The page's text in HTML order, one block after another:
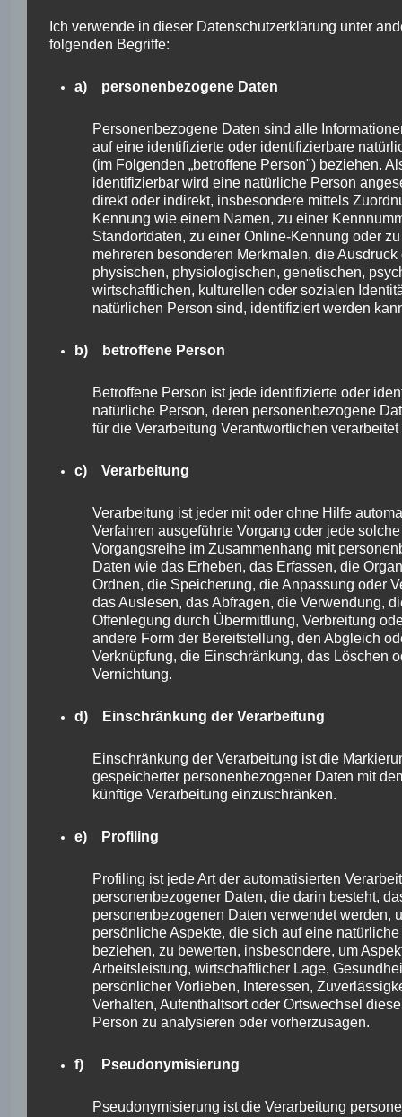
Routinemäßige Löschung und Sperrung von
Der für die Verarbeitung Verantwortliche
verarbeitet und speichert personenbezogene
Daten der betroffenen Person nur für den
Zeitraum, der zur Erreichung des
Speicherungszwecks erforderlich ist oder
sofern dies durch den Europäischen Richtlinien-
und Verordnungsgeber oder einen anderen
Gesetzgeber in Gesetzen oder Vorschriften,
welchen der für die Verarbeitung
Verantwortliche unterliegt, vorgesehen wurde.
Entfällt der Speicherungszweck oder läuft eine
Verordnungsgeber oder einem anderen
zuständigen Gesetzgeber vorgeschriebene
Speicherfrist ab, werden die
entsprechend den gesetzlichen Vorschriften
Rechte der betroffenen Person
a) Recht auf Bestätigung
Jede betroffene Person hat das vom
Europäischen Richtlinien- und
Verordnungsgeber eingeräumte Recht,
von dem für die Verarbeitung
Verantwortlichen eine Bestätigung
personenbezogene Daten verarbeitet
dieses Bestätigungsrecht in Anspruch
nehmen, kann sie sich hierzu jederzeit an
den Verantwortlichen wenden.
b) Recht auf Auskunft
Jede von der Verarbeitung
personenbezogener Daten betroffene
Person hat das vom Europäischen
Richtlinien- und Verordnungsgeber
gewährte Recht, jederzeit von dem für
die Verarbeitung Verantwortlichen
unentgeltliche Auskunft über die zu
seiner Person gespeicherten
personenbezogenen Daten und eine
hat der Europäische Richtlinien- und
Verordnungsgeber der betroffenen
Informationen zugestanden:
Ich verwende in dieser Datenschutzerklärung unter
folgenden Begriffe:
a) personenbezogene Daten
Personenbezogene Daten sind alle
auf eine identifizierte oder identifizierbare
(im Folgenden „betroffene Person") beziehen.
identifizierbar wird eine natürliche Person
direkt oder indirekt, insbesondere mittels
Kennung wie einem Namen, zu einer
Standortdaten, zu einer Online-Kennung oder
mehreren besonderen Merkmalen, die Ausdruck
physischen, physiologischen, genetischen,
wirtschaftlichen, kulturellen oder sozialen
natürlichen Person sind, identifiziert werden
b) betroffene Person
Betroffene Person ist jede identifizierte oder
natürliche Person, deren personenbezogene
für die Verarbeitung Verantwortlichen verarbeitet
c) Verarbeitung
Verarbeitung ist jeder mit oder ohne Hilfe
Verfahren ausgeführte Vorgang oder jede solche
Vorgangsreihe im Zusammenhang mit
Daten wie das Erheben, das Erfassen, die
Ordnen, die Speicherung, die Anpassung oder
das Auslesen, das Abfragen, die Verwendung,
Offenlegung durch Übermittlung, Verbreitung
andere Form der Bereitstellung, den Abgleich
Verknüpfung, die Einschränkung, das Löschen
Vernichtung.
d) Einschränkung der Verarbeitung
Einschränkung der Verarbeitung ist die
gespeicherter personenbezogener Daten mit
künftige Verarbeitung einzuschränken.
e) Profiling
Profiling ist jede Art der automatisierten
personenbezogener Daten, die darin besteht,
personenbezogenen Daten verwendet werden,
persönliche Aspekte, die sich auf eine
beziehen, zu bewerten, insbesondere, um
Arbeitsleistung, wirtschaftlicher Lage,
persönlicher Vorlieben, Interessen,
Verhalten, Aufenthaltsort oder Ortswechsel
Person zu analysieren oder vorherzusagen.
f) Pseudonymisierung
Pseudonymisierung ist die Verarbeitung